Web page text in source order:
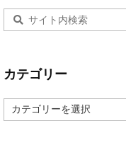
カテゴリー
テ